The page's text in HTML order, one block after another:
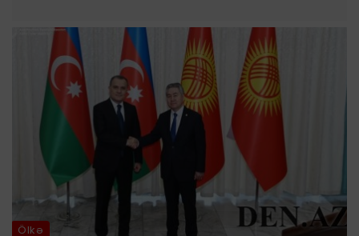
Ölkə